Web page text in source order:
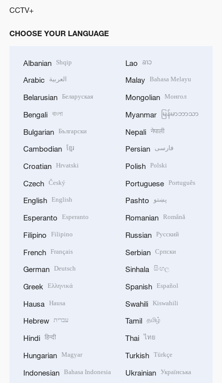
CCTV+
CHOOSE YOUR LANGUAGE
Albanian Shqip
Arabic العربية
Belarusian Беларуская
Bengali বাংলা
Bulgarian Български
Cambodian ខ្មែរ
Croatian Hrvatski
Czech Český
English English
Esperanto Esperanto
Filipino Filipino
French Français
German Deutsch
Greek Ελληνικά
Hausa Hausa
Hebrew עברית
Hindi हिन्दी
Hungarian Magyar
Indonesian Bahasa Indonesia
Lao ລາວ
Malay Bahasa Melayu
Mongolian Монгол
Myanmar မြန်မာဘာသာ
Nepali नेपाली
Persian فارسی
Polish Polski
Portuguese Português
Pashto پښتو
Romanian Română
Russian Русский
Serbian Српски
Sinhala සිංහල
Spanish Español
Swahili Kiswahili
Tamil தமிழ்
Thai ไทย
Turkish Türkçe
Ukrainian Українська